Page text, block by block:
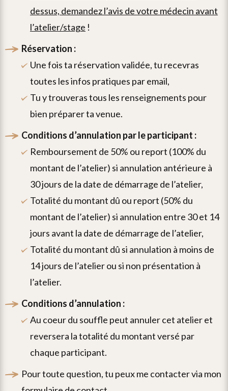
dessus, demandez l’avis de votre médecin avant
l’atelier/stage !
réservation :
une fois ta réservation validée, tu recevras
toutes les infos pratiques par email,
tu y trouveras tous les renseignements pour
bien préparer ta venue.
conditions d’annulation par le participant :
remboursement de 50% ou report (100% du
montant de l’atelier) si annulation antérieure à
30 jours de la date de démarrage de l’atelier,
totalité du montant dû ou report (50% du
montant de l’atelier) si annulation entre 30 et 14
jours avant la date de démarrage de l’atelier,
totalité du montant dû si annulation à moins de
14 jours de l’atelier ou si non présentation à
l’atelier.
conditions d’annulation :
au coeur du souffle peut annuler cet atelier et
reversera la totalité du montant versé par
chaque participant.
pour toute question, tu peux me contacter via mon